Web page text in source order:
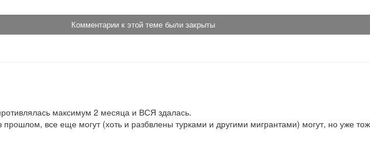
Комментарии к этой теме были закрыты
максимум 2 месяца и ВСЯ здалась.
все еще могут (хоть и разбвлены турками и другими мигрантами) могут, но уже